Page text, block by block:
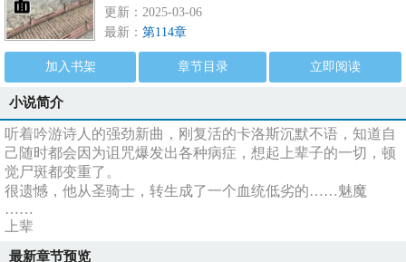
更新：2025-03-06
最新： 第114章
加入书架 章节目录 立即阅读
小说简介
听着吟游诗人的强劲新曲，刚复活的卡洛斯沉默不语，知道自
己随时都会因为诅咒爆发出各种病症，想起上辈子的一切，顿
觉尸斑都变重了。
很遗憾，他从圣骑士，转生成了一个血统低劣的……魅魔
……
上辈
最新章节预览